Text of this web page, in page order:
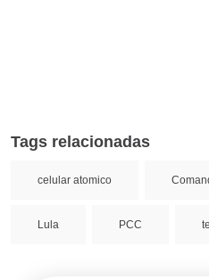
Tags relacionadas
celular atomico
Lula PCC